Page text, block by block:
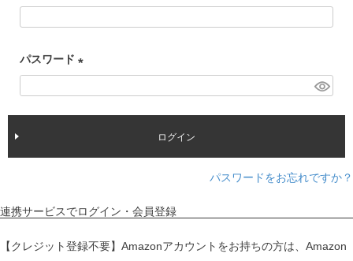
パスワード
)
ログイン
パスワードをお忘れですか？
連携サービスでログイン・会員登録
【クレジット登録不要】Amazonアカウントをお持ちの方は、Amazon